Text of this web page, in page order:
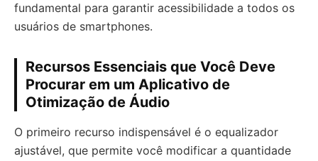
fundamental para garantir acessibilidade a todos os
usuários de smartphones.
Recursos Essenciais que Você Deve
Procurar em um Aplicativo de
Otimização de Áudio
O primeiro recurso indispensável é o equalizador
ajustável, que permite você modificar a quantidade